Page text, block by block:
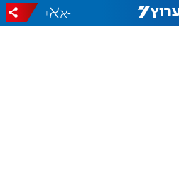
-
+